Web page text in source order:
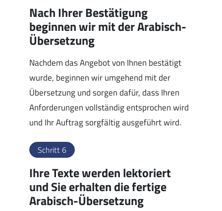
Nach Ihrer Bestätigung
beginnen wir mit der Arabisch-
Übersetzung
Nachdem das Angebot von Ihnen bestätigt
wurde, beginnen wir umgehend mit der
Übersetzung und sorgen dafür, dass Ihren
Anforderungen vollständig entsprochen wird
und Ihr Auftrag sorgfältig ausgeführt wird.
Schritt 6
Ihre Texte werden lektoriert
und Sie erhalten die fertige
Arabisch-Übersetzung